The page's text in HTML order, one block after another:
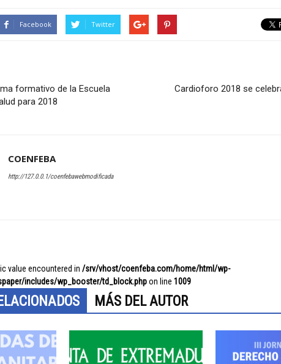
Facebook Twitter
formativo de la Escuela
para 2018
Cardioforo 2018 se
COENFEBA
http://127.0.0.1/coenfebawebmodificada
value encountered in /srv/vhost/coenfeba.com/home/html/wp-
includes/wp_booster/td_block.phpon line 1009
MÁS DEL AUTOR